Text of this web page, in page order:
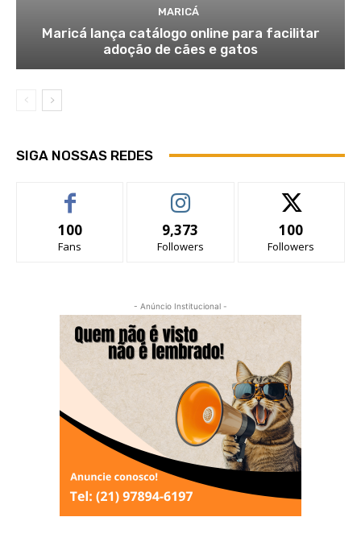
MARICÁ
Maricá lança catálogo online para facilitar
adoção de cães e gatos
SIGA NOSSAS REDES
100
Fans
9,373
Followers
100
Followers
- Anúncio Institucional -